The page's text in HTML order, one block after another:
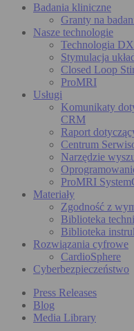
Badania kliniczne
Granty na
Nasze technologie
Technologia DX
Stymulacja
Closed Loop
ProMRI
Usługi
Komunikaty
CRM
Raport
Centrum
Narzędzie
ProMRI
Materiały
Zgodność z
Biblioteka
Biblioteka
Rozwiązania cyfrowe
CardioSphere
Cyberbezpieczeństwo
Press Releases
Blog
Media Library